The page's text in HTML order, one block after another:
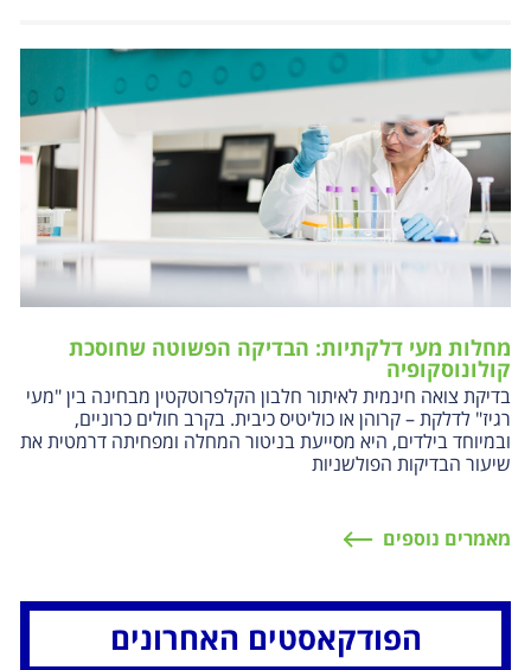
מחלות מעי דלקתיות: הבדיקה הפשוטה שחוסכת
קולונוסקופיה
בדיקת צואה חינמית לאיתור חלבון הקלפרוטקטין מבחינה בין "מעי
רגיז" לדלקת – קרוהן או כוליטיס כיבית. בקרב חולים כרוניים,
ובמיוחד בילדים, היא מסייעת בניטור המחלה ומפחיתה דרמטית את
שיעור הבדיקות הפולשניות
מאמרים נוספים
הפודקאסטים האחרונים